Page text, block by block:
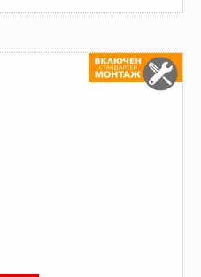
цена
1897.16 лв..